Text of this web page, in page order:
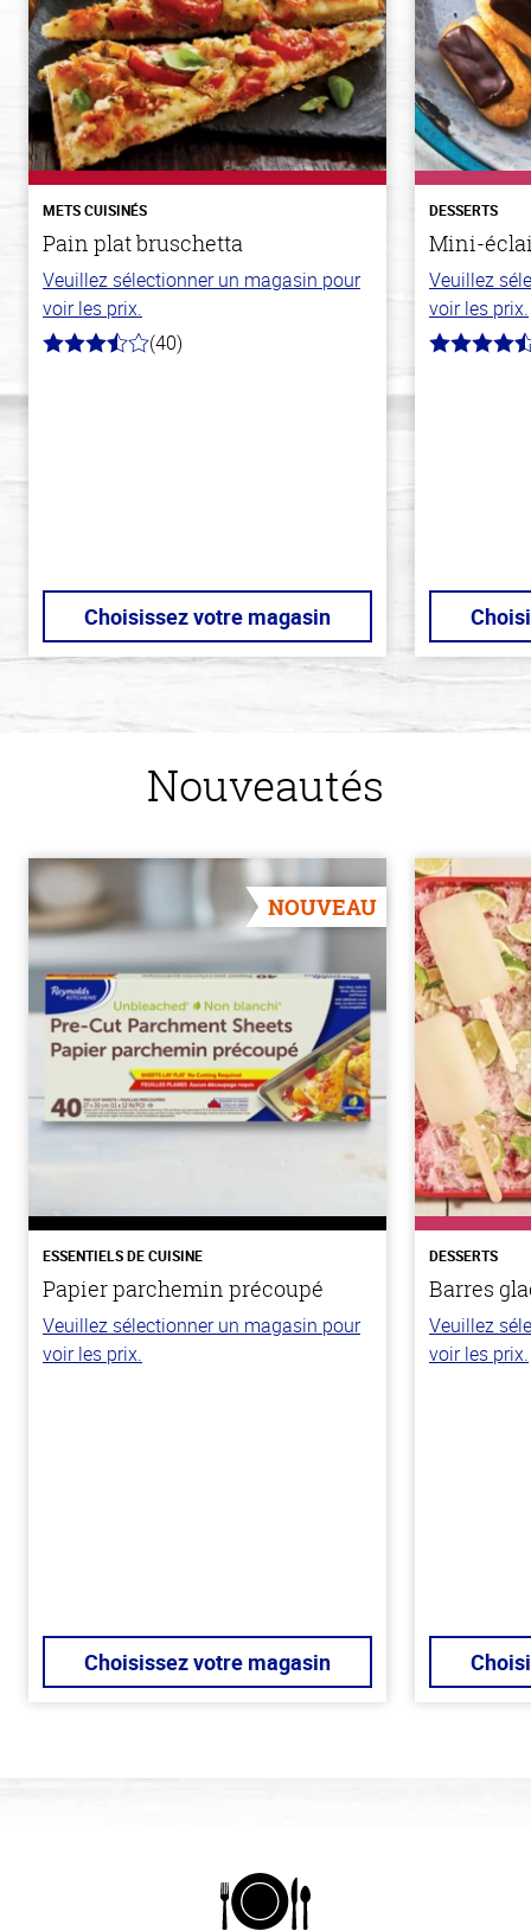
METS CUISINÉS
Pain plat bruschetta
Veuillez sélectionner un magasin pour
voir les prix.
3.8
(40)
Choisissez votre magasin
DESSERTS
Mini-
Veuillez
voir les prix.
4.7
Nouveautés
NOUVEAU
ESSENTIELS DE CUISINE
Papier parchemin précoupé
Veuillez sélectionner un magasin pour
voir les prix.
Choisissez votre magasin
DESSERTS
Barres
Veuillez
voir les prix.